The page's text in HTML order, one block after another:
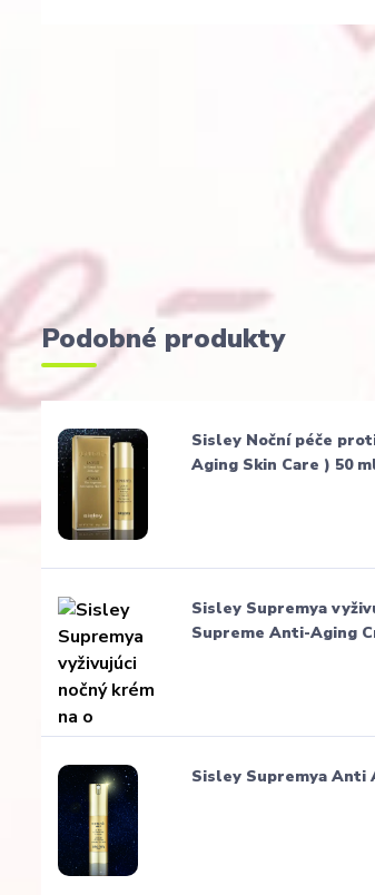
Podobné produkty
Sisley Noční péče
Aging Skin Care ) 50
Sisley Supremya
Supreme Anti-Aging
Sisley Supremya Anti